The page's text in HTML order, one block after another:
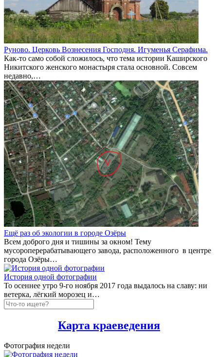
Руново. Церковь Вознесения Господня. Игуменья Серафима.
Как-то само собой сложилось, что тема истории Каширского
Никитского женского монастыря стала основной. Совсем
недавно,…
Ещё раз об экологии в городе Озёры
Всем доброго дня и тишины за окном! Тему
мусороперерабатывающего завода, расположенного в центре
города Озёры…
История одной фотографии
То осеннее утро 9-го ноября 2017 года выдалось на славу: ни
ветерка, лёгкий морозец и…
Карта краеведения
Фотография недели